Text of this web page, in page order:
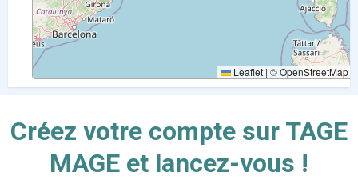
Leaflet | ©OpenStreetMap
Créez votre compte sur TAGE
MAGE et lancez-vous !